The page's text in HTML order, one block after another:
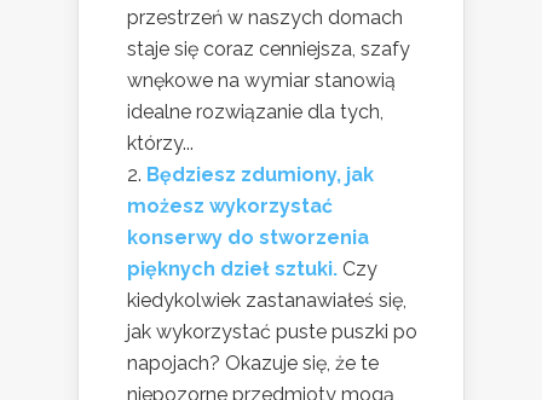
przestrzeń w naszych domach
staje się coraz cenniejsza, szafy
wnękowe na wymiar stanowią
idealne rozwiązanie dla tych,
którzy...
Będziesz zdumiony, jak
możesz wykorzystać
konserwy do stworzenia
pięknych dzieł sztuki. Czy
kiedykolwiek zastanawiałeś się,
jak wykorzystać puste puszki po
napojach? Okazuje się, że te
niepozorne przedmioty mogą